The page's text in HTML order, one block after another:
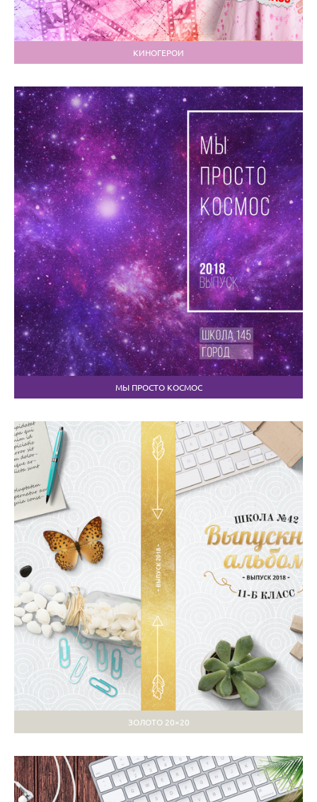
КИНОГЕРОИ
МЫ ПРОСТО КОСМОС
ЗОЛОТО 20×20